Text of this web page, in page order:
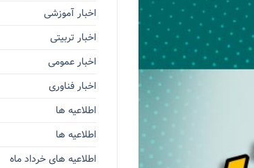
اخبار آموزشی
اخبار تربیتی
اخبار عمومی
اخبار فناوری
اطلاعیه ها
اطلاعیه ها
اطلاعیه های خرداد ماه